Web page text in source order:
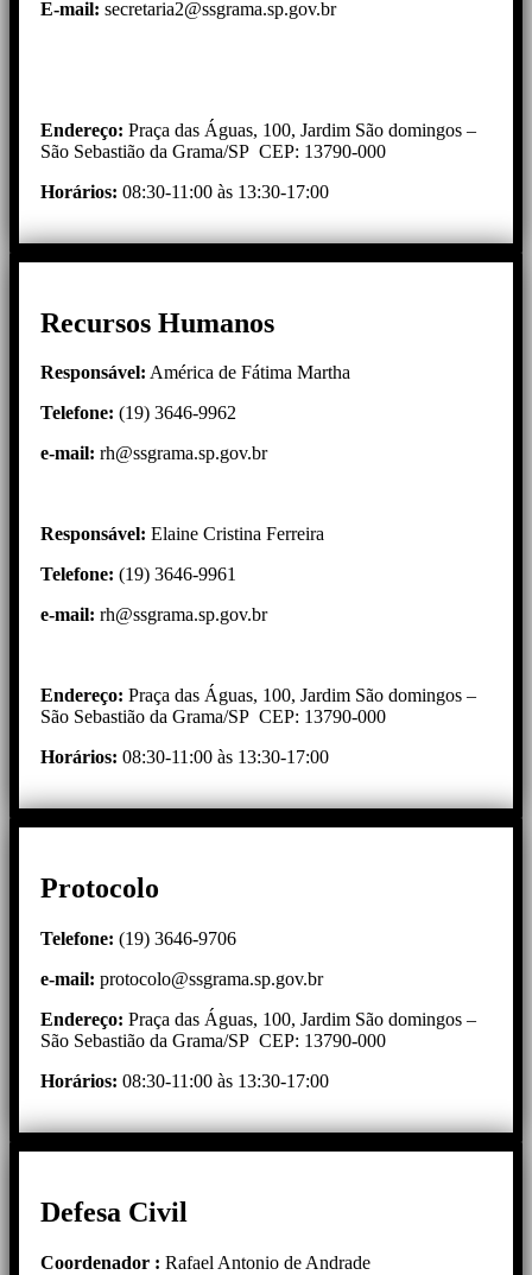
E-mail: secretaria2@ssgrama.sp.gov.br
Endereço: Praça das Águas, 100, Jardim São domingos –
São Sebastião da Grama/SP CEP: 13790-000
Horários: 08:30-11:00 às 13:30-17:00
Recursos Humanos
Responsável: América de Fátima Martha
Telefone: (19) 3646-9962
e-mail: rh@ssgrama.sp.gov.br
Responsável: Elaine Cristina Ferreira
Telefone: (19) 3646-9961
e-mail: rh@ssgrama.sp.gov.br
Endereço: Praça das Águas, 100, Jardim São domingos –
São Sebastião da Grama/SP CEP: 13790-000
Horários: 08:30-11:00 às 13:30-17:00
Protocolo
Telefone: (19) 3646-9706
e-mail: protocolo@ssgrama.sp.gov.br
Endereço: Praça das Águas, 100, Jardim São domingos –
São Sebastião da Grama/SP CEP: 13790-000
Horários: 08:30-11:00 às 13:30-17:00
Defesa Civil
Coordenador : Rafael Antonio de Andrade